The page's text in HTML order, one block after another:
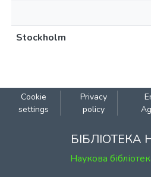
Stockholm
Cookie
settings
Privacy
policy
БІБЛІОТЕКА
Наукова